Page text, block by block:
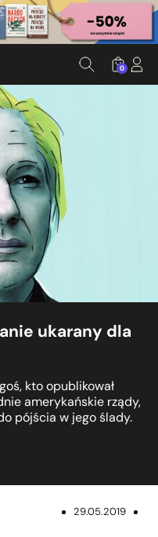
0
ukarany dla
kto opublikował
amerykańskie rządy,
pójścia w jego ślady.
29.05.2019